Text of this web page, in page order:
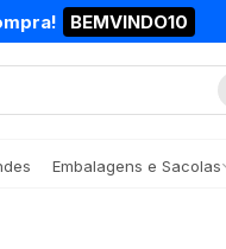
BEMVINDO10
Embalagens e Sacolas